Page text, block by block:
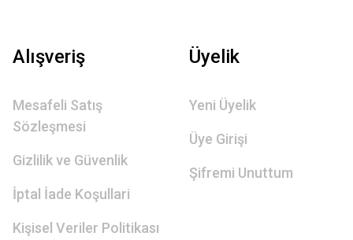
Alışveriş
Mesafeli Satış
Sözleşmesi
Gizlilik ve Güvenlik
İptal İade Koşullari
Kişisel Veriler Politikası
Üyelik
Yeni Üyelik
Üye Girişi
Şifremi Unuttum